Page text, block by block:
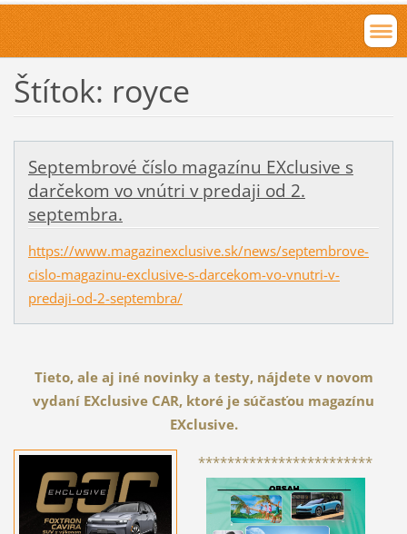
Štítok: royce
Septembrové číslo magazínu EXclusive s
darčekom vo vnútri v predaji od 2.
septembra.
https://www.magazinexclusive.sk/news/septembrove-
cislo-magazinu-exclusive-s-darcekom-vo-vnutri-v-
predaji-od-2-septembra/
Tieto, ale aj iné novinky a testy, nájdete v novom
vydaní EXclusive CAR, ktoré je súčasťou magazínu
EXclusive.
************************